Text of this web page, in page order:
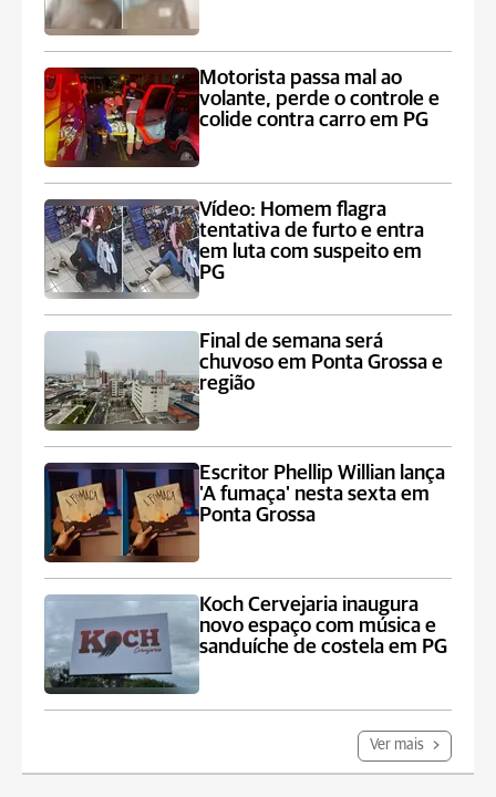
Motorista passa mal ao
volante, perde o controle e
colide contra carro em PG
Vídeo: Homem flagra
tentativa de furto e entra
em luta com suspeito em
PG
Final de semana será
chuvoso em Ponta Grossa e
região
Escritor Phellip Willian lança
'A fumaça' nesta sexta em
Ponta Grossa
Koch Cervejaria inaugura
novo espaço com música e
sanduíche de costela em PG
Ver mais